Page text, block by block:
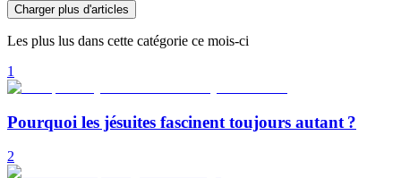
Charger plus d'articles
Les plus lus dans cette catégorie ce mois-ci
1
Pourquoi les jésuites fascinent toujours autant ?
2